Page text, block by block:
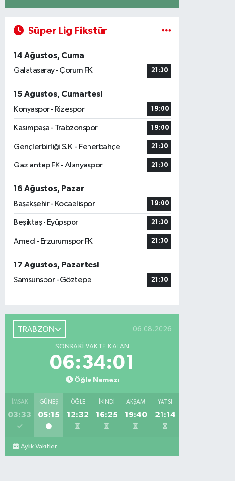
Süper Lig Fikstür
14 Ağustos, Cuma
Galatasaray - Çorum FK
21:30
15 Ağustos, Cumartesi
Konyaspor - Rizespor
19:00
Kasımpaşa - Trabzonspor 19:00
Gençlerbirliği S.K. - Fenerbahçe 21:30
Gaziantep FK - Alanyaspor 21:30
16 Ağustos, Pazar
Başakşehir - Kocaelispor
19:00
Beşiktaş - Eyüpspor 21:30
Amed - Erzurumspor FK 21:30
17 Ağustos, Pazartesi
Samsunspor - Göztepe
21:30
TRABZON 06.08.2026
SONRAKI VAKTE KALAN
06:34:00
Öğle Namazı
İMSAK
03:33
GÜNEŞ
05:15
ÖĞLE
12:32
İKINDI
16:25
AKŞAM
19:40
YATSI
21:14
Aylık Vakitler